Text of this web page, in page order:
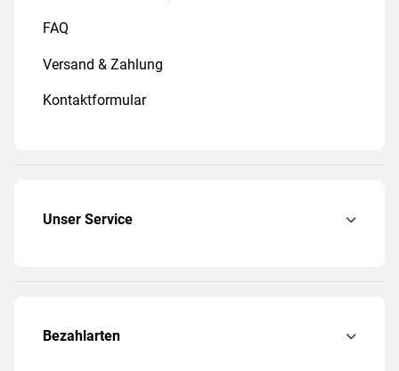
FAQ
Versand & Zahlung
Kontaktformular
Unser Service
Bezahlarten